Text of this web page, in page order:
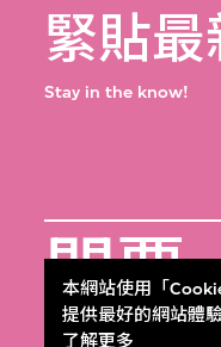
本網站使用「
提供最好的網站體
了解更多
緊貼最
Stay in the know!
門票